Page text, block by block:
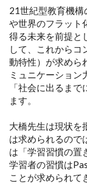
21世紀型教育機
や世界のフラット
得る未来を前提と
して、これからコ
動特性）が求めら
ミュニケーション
「社会に出るま
ます。
大橋先生は現状を
は求められるので
は「学習習慣の置
学習者の習慣は
ことが求められて